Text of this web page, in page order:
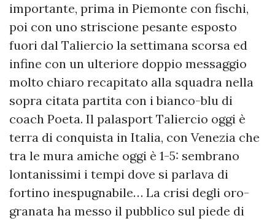
importante, prima in Piemonte con fischi,
poi con uno striscione pesante esposto
fuori dal Taliercio la settimana scorsa ed
infine con un ulteriore doppio messaggio
molto chiaro recapitato alla squadra nella
sopra citata partita con i bianco-blu di
coach Poeta. Il palasport Taliercio oggi è
terra di conquista in Italia, con Venezia che
tra le mura amiche oggi è 1-5: sembrano
lontanissimi i tempi dove si parlava di
fortino inespugnabile… La crisi degli oro-
granata ha messo il pubblico sul piede di